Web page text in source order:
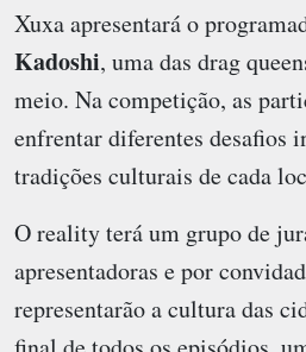
Xuxa apresentará o
Kadoshi, uma das drag
meio. Na competição, as
enfrentar diferentes desafios
tradições culturais de cada
O reality terá um grupo de
apresentadoras e por
representarão a cultura das